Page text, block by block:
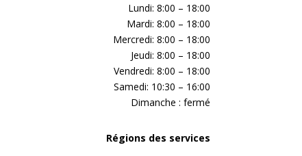
Lundi: 8:00 – 18:00
Mardi: 8:00 – 18:00
Mercredi: 8:00 – 18:00
Jeudi: 8:00 – 18:00
Vendredi: 8:00 – 18:00
Samedi: 10:30 – 16:00
Dimanche : fermé
Régions des services